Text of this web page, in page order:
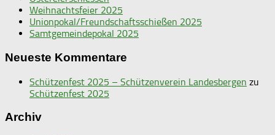
Weihnachtsfeier 2025
Unionpokal/Freundschaftsschießen 2025
Samtgemeindepokal 2025
Neueste Kommentare
Schützenfest 2025 – Schützenverein Landesbergen zu
Schützenfest 2025
Archiv